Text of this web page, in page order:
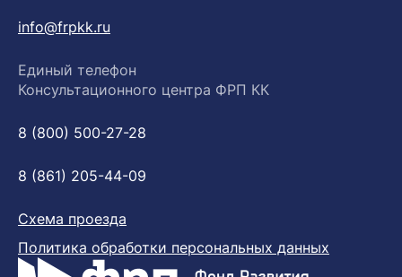
info@frpkk.ru
Единый телефон
Консультационного центра ФРП КК
8 (800) 500-27-28
8 (861) 205-44-09
Схема проезда
Политика обработки персональных данных